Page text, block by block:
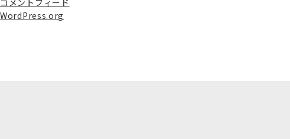
コメントフィード
WordPress.org